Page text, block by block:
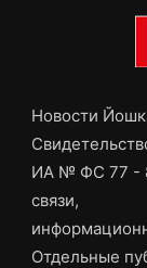
Новости
ИА № ФС 77 -
связи,
Отдельные